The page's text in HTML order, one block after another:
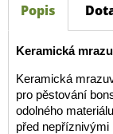
Popis
Keramická
Keramická
pro pěstování
odolného
před